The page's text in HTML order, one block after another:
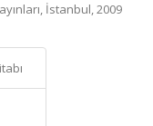
İstanbul, 2009